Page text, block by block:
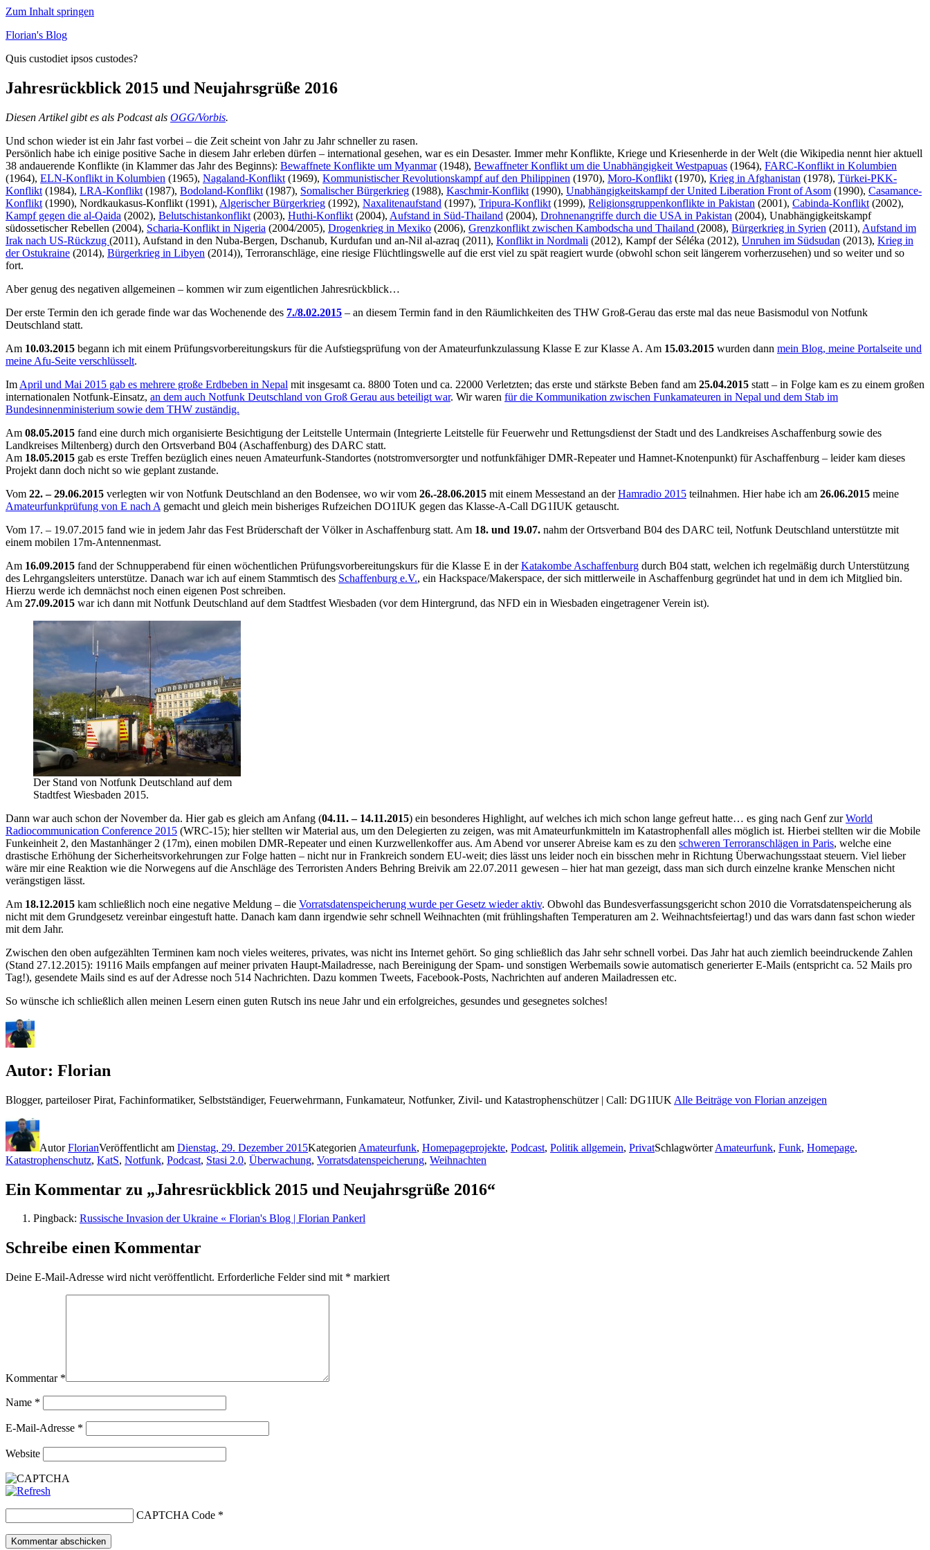
Zum Inhalt springen
Florian's Blog
Quis custodiet ipsos custodes?
Jahresrückblick 2015 und Neujahrsgrüße 2016
Diesen Artikel gibt es als Podcast als OGG/Vorbis.
Und schon wieder ist ein Jahr fast vorbei – die Zeit scheint von Jahr zu Jahr schneller zu rasen.
Persönlich habe ich einige positive Sache in diesem Jahr erleben dürfen – international gesehen, war es ein Desaster. Immer mehr Konflikte, Kriege und Kriesenherde in der Welt (die Wikipedia nennt hier aktuell
38 andauerende Konflikte (in Klammer das Jahr des Beginns): Bewaffnete Konflikte um Myanmar(1948), Bewaffneter Konflikt um die Unabhängigkeit Westpapuas (1964), FARC-Konflikt in Kolumbien
(1964), ELN-Konflikt in Kolumbien (1965), Nagaland-Konflikt (1969), Kommunistischer Revolutionskampf auf den Philippinen (1970), Moro-Konflikt (1970), Krieg in Afghanistan (1978), Türkei-PKK-
Konflikt (1984), LRA-Konflikt (1987), Bodoland-Konflikt (1987), Somalischer Bürgerkrieg (1988), Kaschmir-Konflikt (1990), Unabhängigkeitskampf der United Liberation Front of Asom (1990), Casamance-
Konflikt (1990), Nordkaukasus-Konflikt (1991), Algerischer Bürgerkrieg (1992), Naxalitenaufstand (1997), Tripura-Konflikt (1999), Religionsgruppenkonflikte in Pakistan (2001), Cabinda-Konflikt (2002),
Kampf gegen die al-Qaida (2002), Belutschistankonflikt (2003), Huthi-Konflikt (2004), Aufstand in Süd-Thailand (2004), Drohnenangriffe durch die USA in Pakistan (2004), Unabhängigkeitskampf
südossetischer Rebellen (2004), Scharia-Konflikt in Nigeria (2004/2005), Drogenkrieg in Mexiko (2006), Grenzkonflikt zwischen Kambodscha und Thailand (2008), Bürgerkrieg in Syrien (2011), Aufstand im
Irak nach US-Rückzug (2011), Aufstand in den Nuba-Bergen, Dschanub, Kurdufan und an-Nil al-azraq (2011), Konflikt in Nordmali (2012), Kampf der Séléka (2012), Unruhen im Südsudan (2013), Krieg in
der Ostukraine (2014), Bürgerkrieg in Libyen (2014)), Terroranschläge, eine riesige Flüchtlingswelle auf die erst viel zu spät reagiert wurde (obwohl schon seit längerem vorherzusehen) und so weiter und so
fort.
Aber genug des negativen allgemeinen – kommen wir zum eigentlichen Jahresrückblick…
Der erste Termin den ich gerade finde war das Wochenende des 7./8.02.2015 – an diesem Termin fand in den Räumlichkeiten des THW Groß-Gerau das erste mal das neue Basismodul von Notfunk
Deutschland statt.
Am 10.03.2015 begann ich mit einem Prüfungsvorbereitungskurs für die Aufstiegsprüfung von der Amateurfunkzulassung Klasse E zur Klasse A. Am 15.03.2015 wurden dann mein Blog, meine Portalseite und
meine Afu-Seite verschlüsselt.
Im April und Mai 2015 gab es mehrere große Erdbeben in Nepal mit insgesamt ca. 8800 Toten und ca. 22000 Verletzten; das erste und stärkste Beben fand am 25.04.2015 statt – in Folge kam es zu einem großen
internationalen Notfunk-Einsatz, an dem auch Notfunk Deutschland von Groß Gerau aus beteiligt war. Wir waren für die Kommunikation zwischen Funkamateuren in Nepal und dem Stab im
Bundesinnenministerium sowie dem THW zuständig.
Am 08.05.2015 fand eine durch mich organisierte Besichtigung der Leitstelle Untermain (Integrierte Leitstelle für Feuerwehr und Rettungsdienst der Stadt und des Landkreises Aschaffenburg sowie des
Landkreises Miltenberg) durch den Ortsverband B04 (Aschaffenburg) des DARC statt.
Am 18.05.2015 gab es erste Treffen bezüglich eines neuen Amateurfunk-Standortes (notstromversorgter und notfunkfähiger DMR-Repeater und Hamnet-Knotenpunkt) für Aschaffenburg – leider kam dieses
Projekt dann doch nicht so wie geplant zustande.
Vom 22. – 29.06.2015 verlegten wir von Notfunk Deutschland an den Bodensee, wo wir vom 26.-28.06.2015 mit einem Messestand an derHamradio 2015 teilnahmen. Hier habe ich am 26.06.2015 meine
Amateurfunkprüfung von E nach A gemacht und gleich mein bisheriges Rufzeichen DO1IUK gegen das Klasse-A-Call DG1IUK getauscht.
Vom 17. – 19.07.2015 fand wie in jedem Jahr das Fest Brüderschaft der Völker in Aschaffenburg statt. Am 18. und 19.07. nahm der Ortsverband B04 des DARC teil, Notfunk Deutschland unterstützte mit
einem mobilen 17m-Antennenmast.
Am 16.09.2015 fand der Schnupperabend für einen wöchentlichen Prüfungsvorbereitungskurs für die Klasse E in derKatakombe Aschaffenburg durch B04 statt, welchen ich regelmäßig durch Unterstützung
des Lehrgangsleiters unterstütze. Danach war ich auf einem Stammtisch des Schaffenburg e.V., ein Hackspace/Makerspace, der sich mittlerweile in Aschaffenburg gegründet hat und in dem ich Mitglied bin.
Hierzu werde ich demnächst noch einen eigenen Post schreiben.
Am 27.09.2015 war ich dann mit Notfunk Deutschland auf dem Stadtfest Wiesbaden (vor dem Hintergrund, das NFD ein in Wiesbaden eingetragener Verein ist).
Der Stand von Notfunk Deutschland auf dem
Stadtfest Wiesbaden 2015.
Dann war auch schon der November da. Hier gab es gleich am Anfang (04.11. – 14.11.2015) ein besonderes Highlight, auf welches ich mich schon lange gefreut hatte… es ging nach Genf zurWorld
Radiocommunication Conference 2015 (WRC-15); hier stellten wir Material aus, um den Delegierten zu zeigen, was mit Amateurfunkmitteln im Katastrophenfall alles möglich ist. Hierbei stellten wir die Mobile
Funkeinheit 2, den Mastanhänger 2 (17m), einen mobilen DMR-Repeater und einen Kurzwellenkoffer aus. Am Abend vor unserer Abreise kam es zu den schweren Terroranschlägen in Paris, welche eine
drastische Erhöhung der Sicherheitsvorkehrungen zur Folge hatten – nicht nur in Frankreich sondern EU-weit; dies lässt uns leider noch ein bisschen mehr in Richtung Überwachungsstaat steuern. Viel lieber
wäre mir eine Reaktion wie die Norwegens auf die Anschläge des Terroristen Anders Behring Breivik am 22.07.2011 gewesen – hier hat man gezeigt, dass man sich durch einzelne kranke Menschen nicht
verängstigen lässt.
Am 18.12.2015 kam schließlich noch eine negative Meldung – die Vorratsdatenspeicherung wurde per Gesetz wieder aktiv. Obwohl das Bundesverfassungsgericht schon 2010 die Vorratsdatenspeicherung als
nicht mit dem Grundgesetz vereinbar eingestuft hatte. Danach kam dann irgendwie sehr schnell Weihnachten (mit frühlingshaften Temperaturen am 2. Weihnachtsfeiertag!) und das wars dann fast schon wieder
mit dem Jahr.
Zwischen den oben aufgezählten Terminen kam noch vieles weiteres, privates, was nicht ins Internet gehört. So ging schließlich das Jahr sehr schnell vorbei. Das Jahr hat auch ziemlich beeindruckende Zahlen
(Stand 27.12.2015): 19116 Mails empfangen auf meiner privaten Haupt-Mailadresse, nach Bereinigung der Spam- und sonstigen Werbemails sowie automatisch generierter E-Mails (entspricht ca. 52 Mails pro
Tag!), gesendete Mails sind es auf der Adresse noch 514 Nachrichten. Dazu kommen Tweets, Facebook-Posts, Nachrichten auf anderen Mailadressen etc.
So wünsche ich schließlich allen meinen Lesern einen guten Rutsch ins neue Jahr und ein erfolgreiches, gesundes und gesegnetes solches!
Autor: Florian
Blogger, parteiloser Pirat, Fachinformatiker, Selbstständiger, Feuerwehrmann, Funkamateur, Notfunker, Zivil- und Katastrophenschützer | Call: DG1IUK Alle Beiträge von Florian anzeigen
AutorFlorianVeröffentlicht am Dienstag, 29. Dezember 2015Kategorien Amateurfunk, Homepageprojekte, Podcast, Politik allgemein, PrivatSchlagwörterAmateurfunk, Funk, Homepage,
Katastrophenschutz, KatS, Notfunk, Podcast, Stasi 2.0, Überwachung, Vorratsdatenspeicherung, Weihnachten
Ein Kommentar zu „Jahresrückblick 2015 und Neujahrsgrüße 2016“
Pingback: Russische Invasion der Ukraine « Florian's Blog | Florian Pankerl
Schreibe einen Kommentar
Deine E-Mail-Adresse wird nicht veröffentlicht. Erforderliche Felder sind mit * markiert
Kommentar *
Name *
E-Mail-Adresse *
Website
CAPTCHA Code *